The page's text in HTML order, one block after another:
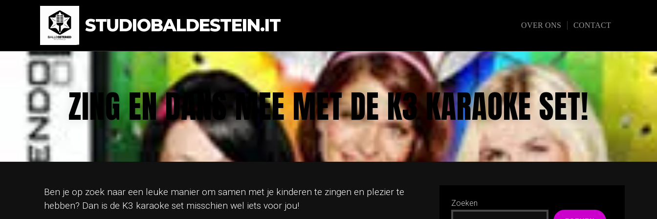
STUDIOBALDESTEIN.IT OVER ONS CONTACT
ZING EN DANS MEE MET DE K3 KARAOKE SET!
Ben je op zoek naar een leuke manier om samen met je kinderen te zingen en plezier te
hebben? Dan is de K3 karaoke set misschien wel iets voor jou!
Zoeken